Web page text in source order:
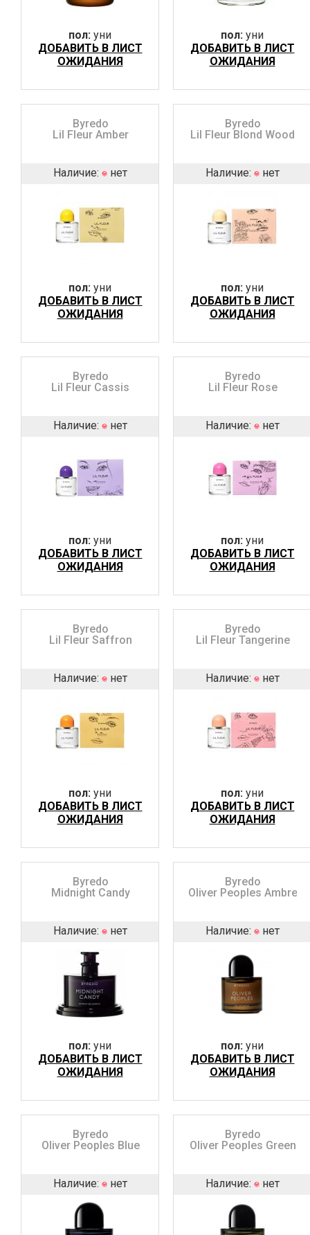
пол: уни
ДОБАВИТЬ В ЛИСТ
ОЖИДАНИЯ
пол: уни
ДОБАВИТЬ В ЛИСТ
ОЖИДАНИЯ
Byredo
Lil Fleur Amber
Наличие: нет
пол: уни
ДОБАВИТЬ В ЛИСТ
ОЖИДАНИЯ
Byredo
Lil Fleur Blond Wood
Наличие: нет
пол: уни
ДОБАВИТЬ В ЛИСТ
ОЖИДАНИЯ
Byredo
Lil Fleur Cassis
Наличие: нет
пол: уни
ДОБАВИТЬ В ЛИСТ
ОЖИДАНИЯ
Byredo
Lil Fleur Rose
Наличие: нет
пол: уни
ДОБАВИТЬ В ЛИСТ
ОЖИДАНИЯ
Byredo
Lil Fleur Saffron
Наличие: нет
пол: уни
ДОБАВИТЬ В ЛИСТ
ОЖИДАНИЯ
Byredo
Lil Fleur Tangerine
Наличие: нет
пол: уни
ДОБАВИТЬ В ЛИСТ
ОЖИДАНИЯ
Byredo
Midnight Candy
Наличие: нет
пол: уни
ДОБАВИТЬ В ЛИСТ
ОЖИДАНИЯ
Byredo
Oliver Peoples Ambre
Наличие: нет
пол: уни
ДОБАВИТЬ В ЛИСТ
ОЖИДАНИЯ
Byredo
Oliver Peoples Blue
Наличие: нет
Byredo
Oliver Peoples Green
Наличие: нет